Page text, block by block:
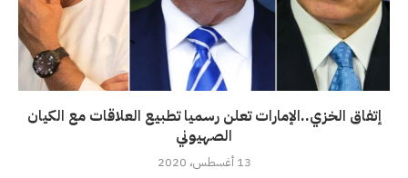
إتفاق الخزي..الإمارات تعلن رسميا تطبيع العلاقات مع الكيان
الصهيوني
13 أغسطس، 2020